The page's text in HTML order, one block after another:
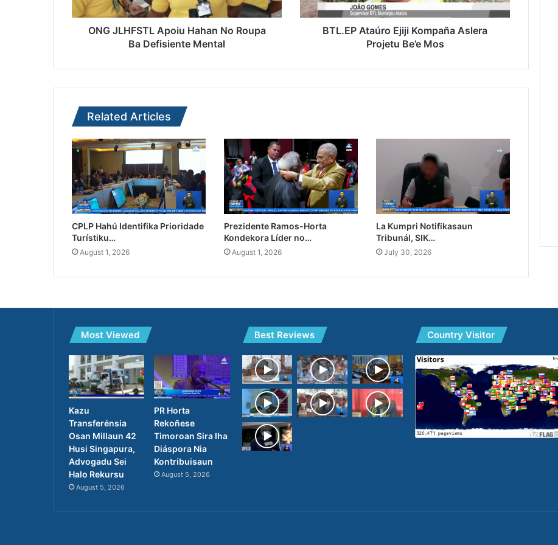
ONG JLHFSTL Apoiu Hahan No Roupa
Ba Defisiente Mental
BTL.EP Ataúro Ejiji Kompaña Aslera
Projetu Be’e Mos
Related Articles
CPLP Hahú Identifika Prioridade
Turístiku…
August 1, 2026
Prezidente Ramos-Horta
Kondekora Líder no…
August 1, 2026
La Kumpri Notifikasaun
Tribunál, SIK…
July 30, 2026
Most Viewed
Kazu
Transferénsia
Osan Millaun 42
Husi Singapura,
Advogadu Sei
Halo Rekursu
August 5, 2026
PR Horta
Rekoñese
Timoroan Sira Iha
Diáspora Nia
Kontribuisaun
August 5, 2026
Best Reviews Country Visitor